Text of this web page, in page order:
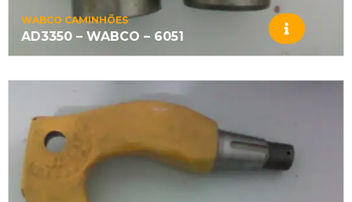
WABCO CAMINHÕES
AD3350 – WABCO – 6051